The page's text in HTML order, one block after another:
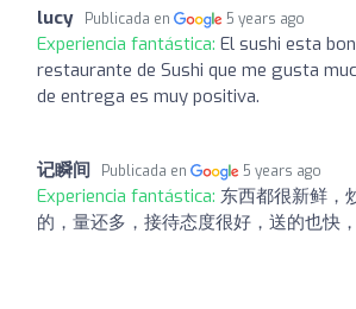
lucy Publicada en 5 years ago
Experiencia fantástica: El sushi esta
restaurante de Sushi que me gusta
de entrega es muy positiva.
记瞬间 Publicada en 5 years ago
Experiencia fantástica: 东西都很新鲜，
的，量还多，接待态度很好，送的也快